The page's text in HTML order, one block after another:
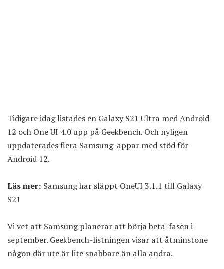
Tidigare idag listades en Galaxy S21 Ultra med Android
12 och One UI 4.0 upp på Geekbench. Och nyligen
uppdaterades flera Samsung-appar med stöd för
Android 12.
Läs mer: Samsung har släppt OneUI 3.1.1 till Galaxy
S21
Vi vet att Samsung planerar att börja beta-fasen i
september. Geekbench-listningen visar att åtminstone
någon där ute är lite snabbare än alla andra.